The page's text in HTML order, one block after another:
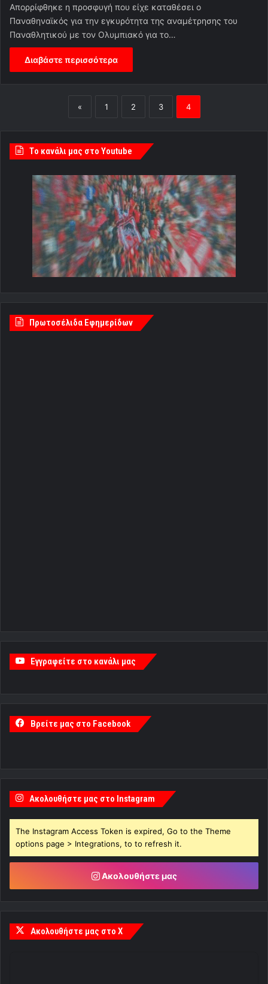
Απορρίφθηκε η προσφυγή που είχε καταθέσει ο
Παναθηναϊκός για την εγκυρότητα της αναμέτρησης του
Παναθλητικού με τον Ολυμπιακό για το…
Διαβάστε περισσότερα
« 1 2 3 4
Tο κανάλι μας στο Youtube
Πρωτοσέλιδα Εφημερίδων
Εγγραφείτε στο κανάλι μας
Βρείτε μας στο Facebook
Ακολουθήστε μας στο Instagram
The Instagram Access Token is expired, Go to the Theme
options page > Integrations, to to refresh it.
Ακολουθήστε μας
Ακολουθήστε μας στο X